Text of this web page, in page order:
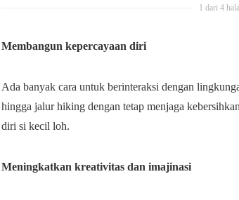
1 dari 4
Membangun kepercayaan diri
Ada banyak cara untuk berinteraksi dengan
hingga jalur hiking dengan tetap menjaga
diri si kecil loh.
Meningkatkan kreativitas dan imajinasi